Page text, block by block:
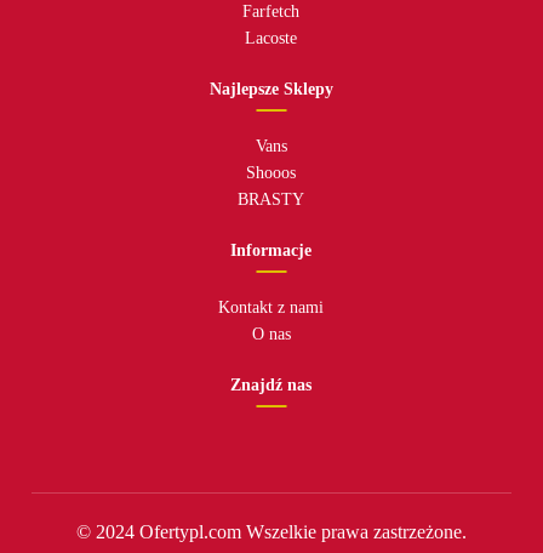
Farfetch
Lacoste
Najlepsze Sklepy
Vans
Shooos
BRASTY
Informacje
Kontakt z nami
O nas
Znajdź nas
© 2024 Ofertypl.com Wszelkie prawa zastrzeżone.